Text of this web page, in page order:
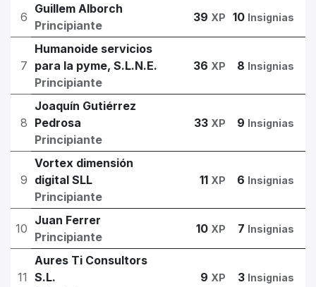
6
Guillem Alborch
Principiante
39 XP 10 Insignias
7
Humanoide servicios
para la pyme, S.L.N.E.
Principiante
36 XP 8 Insignias
8
Joaquín Gutiérrez
Pedrosa
Principiante
33 XP 9 Insignias
9
Vortex dimensión
digital SLL
Principiante
11 XP 6 Insignias
10
Juan Ferrer
Principiante
10 XP 7 Insignias
11
Aures Ti Consultors
S.L.
9 XP 3 Insignias